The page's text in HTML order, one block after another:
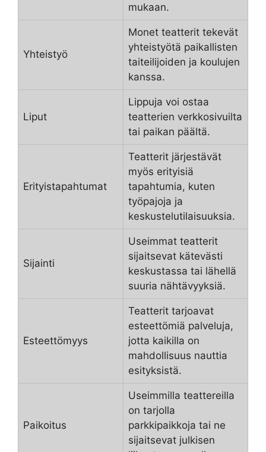
mukaan.
Yhteistyö
Monet teatterit tekevät
yhteistyötä paikallisten
taiteilijoiden ja koulujen
kanssa.
Liput
Lippuja voi ostaa
teatterien verkkosivuilta
tai paikan päältä.
Erityistapahtumat
Teatterit järjestävät
myös erityisiä
tapahtumia, kuten
työpajoja ja
keskustelutilaisuuksia.
Sijainti
Useimmat teatterit
sijaitsevat kätevästi
keskustassa tai lähellä
suuria nähtävyyksiä.
Esteettömyys
Teatterit tarjoavat
esteettömiä palveluja,
jotta kaikilla on
mahdollisuus nauttia
esityksistä.
Paikoitus
Useimmilla teattereilla
on tarjolla
parkkipaikkoja tai ne
sijaitsevat julkisen